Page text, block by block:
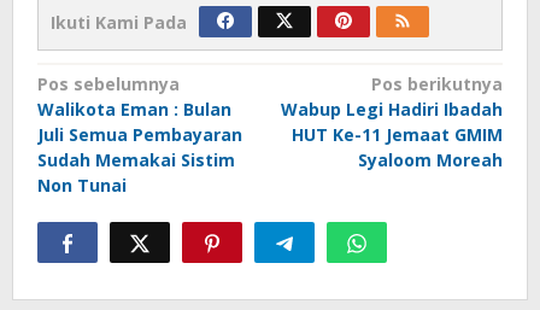
Ikuti Kami Pada
Navigasi
pos
Pos sebelumnya
Walikota Eman : Bulan
Juli Semua Pembayaran
Sudah Memakai Sistim
Non Tunai
Pos berikutnya
Wabup Legi Hadiri Ibadah
HUT Ke-11 Jemaat GMIM
Syaloom Moreah